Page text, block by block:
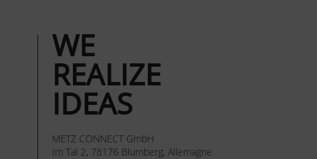
WE
REALIZE
IDEAS
METZ CONNECT GmbH
Im Tal 2, 78176 Blumberg, Allemagne